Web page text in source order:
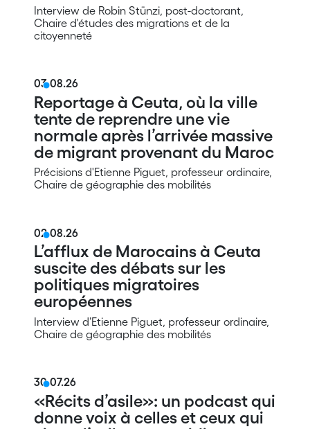
Interview de Robin Stünzi, post-doctorant,
Chaire d'études des migrations et de la
citoyenneté
03.08.26
Reportage à Ceuta, où la ville
tente de reprendre une vie
normale après l’arrivée massive
de migrant provenant du Maroc
Précisions d'Etienne Piguet, professeur ordinaire,
Chaire de géographie des mobilités
02.08.26
L’afflux de Marocains à Ceuta
suscite des débats sur les
politiques migratoires
européennes
Interview d’Etienne Piguet, professeur ordinaire,
Chaire de géographie des mobilités
30.07.26
«Récits d’asile»: un podcast qui
donne voix à celles et ceux qui